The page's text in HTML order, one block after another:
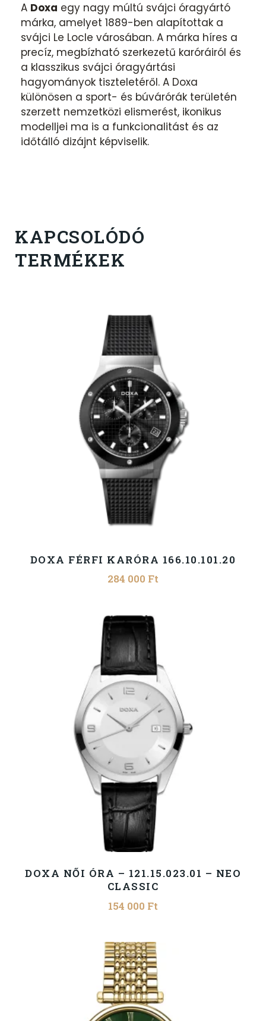
A Doxa egy nagy múltú svájci óragyártó
márka, amelyet 1889-ben alapítottak a
svájci Le Locle városában. A márka híres a
precíz, megbízható szerkezetű karóráiról és
a klasszikus svájci óragyártási
hagyományok tiszteletéről. A Doxa
különösen a sport- és búvárórák területén
szerzett nemzetközi elismerést, ikonikus
modelljei ma is a funkcionalitást és az
időtálló dizájnt képviselik.
KAPCSOLÓDÓ
TERMÉKEK
DOXA FÉRFI KARÓRA 166.10.101.20
284 000 Ft
DOXA NŐI ÓRA – 121.15.023.01 – NEO
CLASSIC
154 000 Ft